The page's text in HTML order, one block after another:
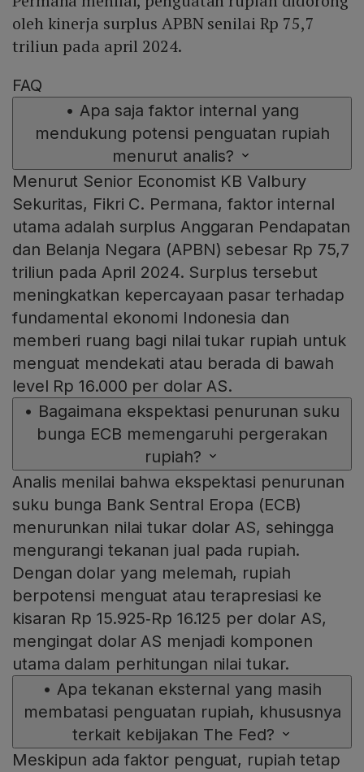
oleh kinerja surplus APBN senilai Rp 75,7
triliun pada april 2024.
FAQ
• Apa saja faktor internal yang
mendukung potensi penguatan rupiah
menurut analis?
Menurut Senior Economist KB Valbury
Sekuritas, Fikri C. Permana, faktor internal
utama adalah surplus Anggaran Pendapatan
dan Belanja Negara (APBN) sebesar Rp 75,7
triliun pada April 2024. Surplus tersebut
meningkatkan kepercayaan pasar terhadap
fundamental ekonomi Indonesia dan
memberi ruang bagi nilai tukar rupiah untuk
menguat mendekati atau berada di bawah
level Rp 16.000 per dolar AS.
• Bagaimana ekspektasi penurunan suku
bunga ECB memengaruhi pergerakan
rupiah?
Analis menilai bahwa ekspektasi penurunan
suku bunga Bank Sentral Eropa (ECB)
menurunkan nilai tukar dolar AS, sehingga
mengurangi tekanan jual pada rupiah.
Dengan dolar yang melemah, rupiah
berpotensi menguat atau terapresiasi ke
kisaran Rp 15.925‑Rp 16.125 per dolar AS,
mengingat dolar AS menjadi komponen
utama dalam perhitungan nilai tukar.
• Apa tekanan eksternal yang masih
membatasi penguatan rupiah, khususnya
terkait kebijakan The Fed?
Meskipun ada faktor penguat, rupiah tetap